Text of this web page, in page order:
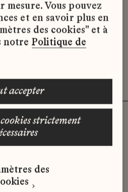
qu’il n’y ait pas
disponibles pour le
trouvé d'offre
à votre profil ?
votre candidature
mesure. Vous pouvez
et en savoir plus en
des cookies" et à
notre Politique de
accepter
des